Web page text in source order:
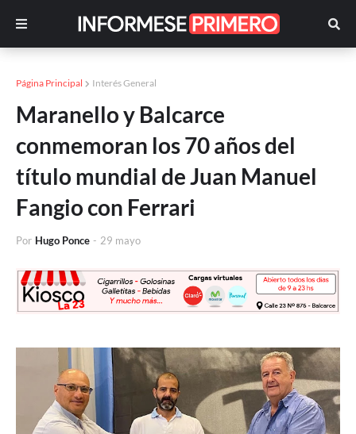
Página Principal Interés General
Maranello y Balcarce
conmemoran los 70 años del
título mundial de Juan Manuel
Fangio con Ferrari
Por Hugo Ponce - 29 mayo